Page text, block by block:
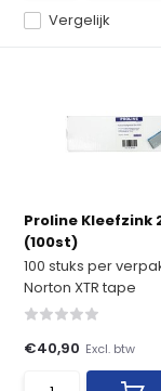
Vergelijk
Proline Kleefzink
(100st)
100 stuks per
Norton XTR tape
€40,90 Excl. btw